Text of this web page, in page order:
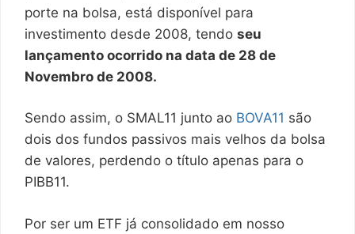
porte na bolsa, está disponível para
investimento desde 2008, tendo seu
lançamento ocorrido na data de 28 de
Novembro de 2008.
Sendo assim, o SMAL11 junto ao BOVA11 são
dois dos fundos passivos mais velhos da bolsa
de valores, perdendo o título apenas para o
PIBB11.
Por ser um ETF já consolidado em nosso